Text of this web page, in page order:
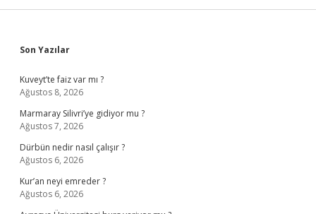
Sidebar
Son Yazılar
Kuveyt’te faiz var mı ?
Ağustos 8, 2026
Marmaray Silivri’ye gidiyor mu ?
Ağustos 7, 2026
Dürbün nedir nasıl çalışır ?
Ağustos 6, 2026
Kur’an neyi emreder ?
Ağustos 6, 2026